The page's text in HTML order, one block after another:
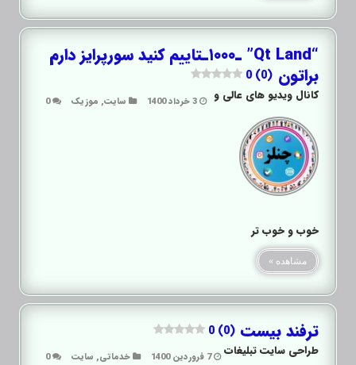
“Qt Land” ـ۱۰۰۰ـتاییم کنید سورپرایز دارم
براتون 0 (0)
3 خرداد 1400 سایت, موزیک 0 کانال ویدیو های عالی و
خوب و خوب تر
مشاهده »
ترفند بیست 0 (0)
7 فروردین 1400 خدماتی, سایت 0 طراحی سایت تبلیغات